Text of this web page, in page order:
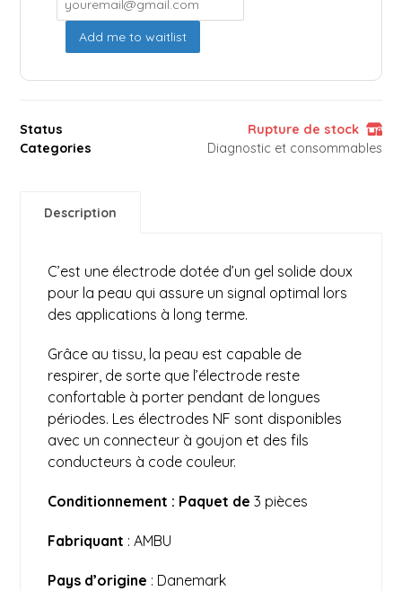
Add me to waitlist
Status
Rupture de stock
Categories
Diagnostic et consommables
Description
C’est une électrode dotée d’un gel solide doux
pour la peau qui assure un signal optimal lors
des applications à long terme.
Grâce au tissu, la peau est capable de
respirer, de sorte que l’électrode reste
confortable à porter pendant de longues
périodes. Les électrodes NF sont disponibles
avec un connecteur à goujon et des fils
conducteurs à code couleur.
Conditionnement : Paquet de3 pièces
Fabriquant : AMBU
Pays d’origine : Danemark